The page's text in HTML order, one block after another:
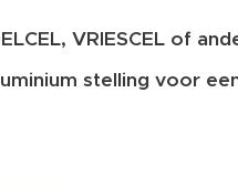
VRIESCEL of
stelling voor